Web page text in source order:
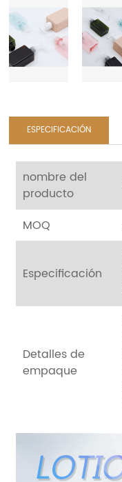
ESPECIFICACIÓN
nombre del
producto
MOQ
Especificación
Detalles de
empaque